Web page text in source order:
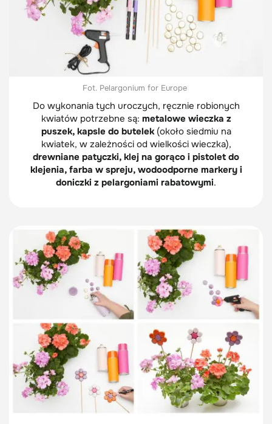
Fot. Pelargonium for Europe
Do wykonania tych uroczych, ręcznie robionych
kwiatów potrzebne są: metalowe wieczka z
puszek, kapsle do butelek(około siedmiu na
kwiatek, w zależności od wielkości wieczka),
drewniane patyczki, klej na gorąco i pistolet do
klejenia, farba w spreju, wodoodporne markery i
doniczki z pelargoniami rabatowymi.